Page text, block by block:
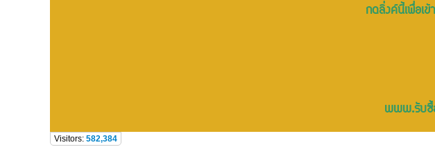
กดลิ่งค์นี้เพื่อเ
www.รับซื้
Visitors: 582,384